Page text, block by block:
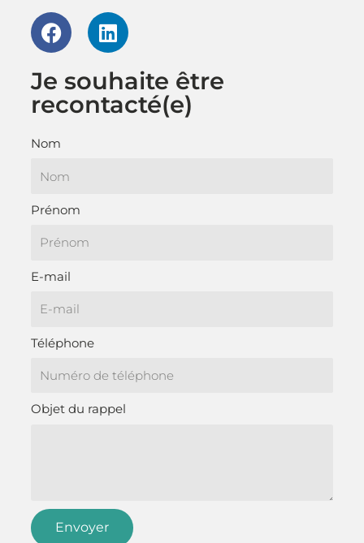
F
a
e
b
o
L
i
k
e
Je souhaite être
recontacté(e)​
Nom
Prénom
E-mail
Téléphone
Objet du rappel
Envoyer